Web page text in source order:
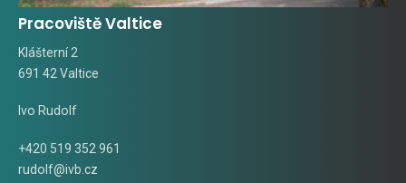
Pracoviště Valtice
Klášterní 2
691 42 Valtice
Ivo Rudolf
+420 519 352 961
rudolf@ivb.cz